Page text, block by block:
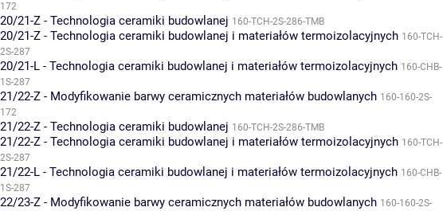
172
20/21-Z - Technologia ceramiki budowlanej 160-TCH-2S-286-TMB
20/21-Z - Technologia ceramiki budowlanej i materiałów termoizolacyjnych 160-TCH-
2S-287
20/21-L - Technologia ceramiki budowlanej i materiałów termoizolacyjnych 160-CHB-
1S-287
21/22-Z - Modyfikowanie barwy ceramicznych materiałów budowlanych 160-160-2S-
172
21/22-Z - Technologia ceramiki budowlanej 160-TCH-2S-286-TMB
21/22-Z - Technologia ceramiki budowlanej i materiałów termoizolacyjnych 160-TCH-
2S-287
21/22-L - Technologia ceramiki budowlanej i materiałów termoizolacyjnych 160-CHB-
1S-287
22/23-Z - Modyfikowanie barwy ceramicznych materiałów budowlanych 160-160-2S-